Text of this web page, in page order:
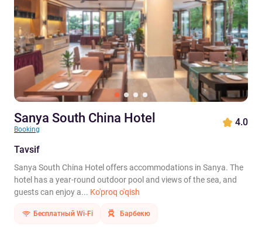
Sanya South China Hotel
Booking
4.0
Tavsif
Sanya South China Hotel offers accommodations in Sanya. The
hotel has a year-round outdoor pool and views of the sea, and
guests can enjoy a... Ko'proq o'qish
Бесплатный Wi-Fi Барбекю